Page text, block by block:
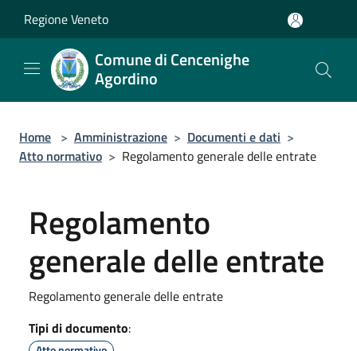
Regione Veneto
Comune di Cencenighe
Agordino
Home > Amministrazione > Documenti e dati >
Atto normativo > Regolamento generale delle entrate
Regolamento
generale delle entrate
Regolamento generale delle entrate
Tipi di documento: